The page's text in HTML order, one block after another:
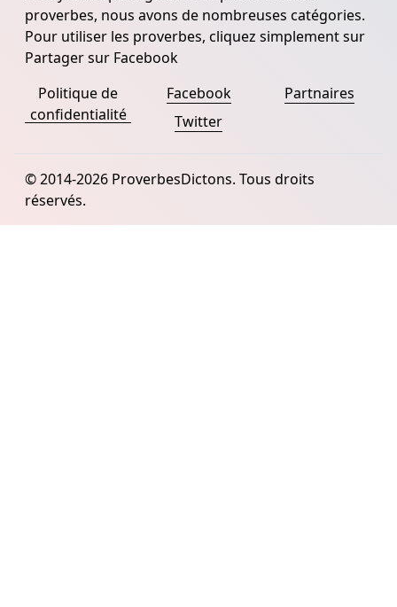
proverbes, nous avons de nombreuses catégories.
Pour utiliser les proverbes, cliquez simplement sur
Partager sur Facebook
Politique de
confidentialité
Facebook
Twitter
Partnaires
© 2014-2026 ProverbesDictons. Tous droits
réservés.